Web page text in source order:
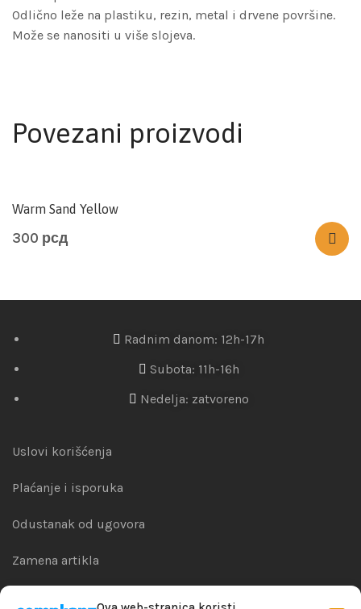
Odlično leže na plastiku, rezin, metal i drvene površine.
Može se nanositi u više slojeva.
Povezani proizvodi
Warm Sand Yellow
300 рсд
Radnim danom: 12h-17h
Subota: 11h-16h
Nedelja: zatvoreno
Uslovi korišćenja
Plaćanje i isporuka
Odustanak od ugovora
Zamena artikla